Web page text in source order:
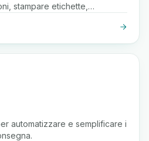
stampare etichette,
automatizzare e semplificare i